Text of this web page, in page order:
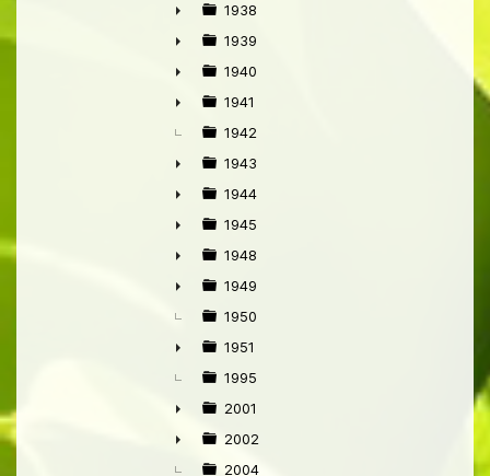
►
►
1938
►
1939
►
1940
►
1941
1942
►
1943
►
1944
►
1945
►
1948
►
1949
1950
►
1951
1995
►
2001
►
2002
2004